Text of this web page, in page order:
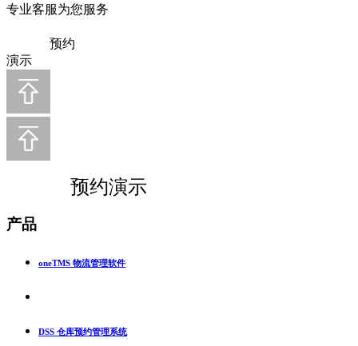
专业客服为您服务
预约
演示
预约演示
产品
oneTMS 物流管理软件
DSS 仓库预约管理系统